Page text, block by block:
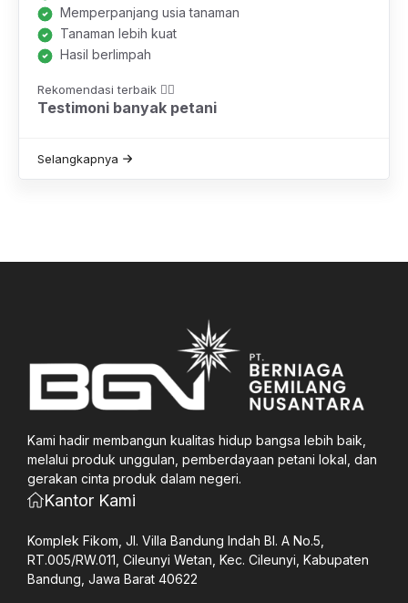
Memperpanjang usia tanaman
Tanaman lebih kuat
Hasil berlimpah
Rekomendasi terbaik 👍🏼
Testimoni banyak petani
Selangkapnya
Kami hadir membangun kualitas hidup bangsa lebih baik,
melalui produk unggulan, pemberdayaan petani lokal, dan
gerakan cinta produk dalam negeri.
Kantor Kami
Komplek Fikom, Jl. Villa Bandung Indah Bl. A No.5,
RT.005/RW.011, Cileunyi Wetan, Kec. Cileunyi, Kabupaten
Bandung, Jawa Barat 40622